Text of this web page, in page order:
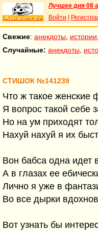
Лучшее дня 08
Войти
Свежие: анекдоты истории
Случайные: анекдоты
СТИШОК №141239
Что ж такое женские
Я вопрос такой себе
Но на ум приходят
Нахуй нахуй я их
Вон бабса одна идет
А в глазах ее
Лично я уже в
Во все дырки
Вот узнать бы